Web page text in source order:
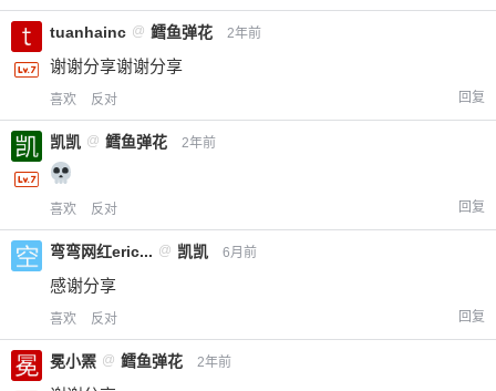
tuanhainc @ 鳕鱼弹花 2年前
谢谢分享谢谢分享
喜欢 反对 回复
凯凯 @ 鳕鱼弹花 2年前
喜欢 反对 回复
弯弯网红eric... @ 凯凯 6月前
感谢分享
喜欢 反对 回复
冕小罴 @ 鳕鱼弹花 2年前